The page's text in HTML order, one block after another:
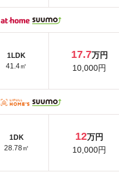
1LDK
41.4㎡
17.7万円
10,000円
1DK
28.78㎡
12万円
10,000円